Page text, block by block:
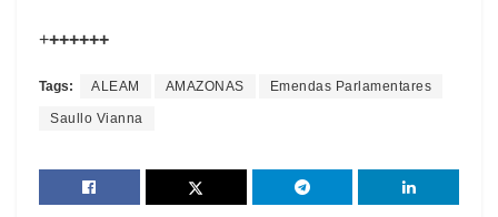
+++++++
Tags: ALEAM AMAZONAS Emendas Parlamentares
Saullo Vianna